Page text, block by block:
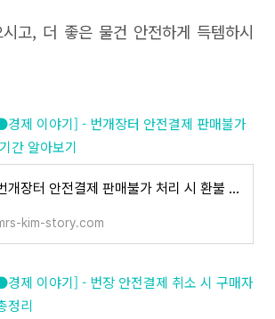
고, 더 좋은 물건 안전하게 득템하시
제 이야기] - 번개장터 안전결제 판매불가
간 알아보기
번개장터 안전결제 판매불가 처리 시 환불 소요 기간 알아보기
kim-story.com
제 이야기] - 번장 안전결제 취소 시 구매자
정리